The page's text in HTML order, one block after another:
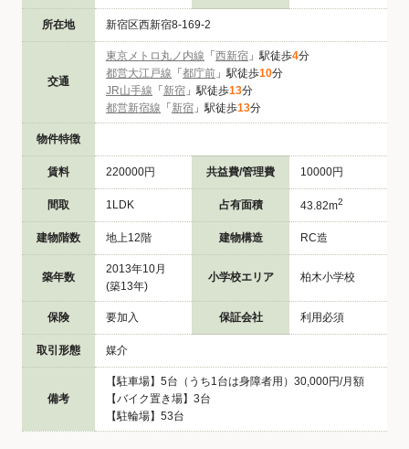
所在地 新宿区西新宿8-169-2
交通
東京メトロ丸ノ内線 「 西新宿 」駅徒歩4分
都営大江戸線 「 都庁前 」駅徒歩10分
JR山手線 「 新宿 」駅徒歩13分
都営新宿線 「 新宿 」駅徒歩13分
物件特徴
賃料 220000円 共益費/管理費 10000円
間取 1LDK 占有面積 43.82m2
建物階数 地上12階 建物構造 RC造
築年数
2013年10月
(築13年)
小学校エリア 柏木小学校
保険 要加入 保証会社 利用必須
取引形態 媒介
備考
【駐車場】5台（うち1台は身障者用）30,000円/月額
【バイク置き場】3台
【駐輪場】53台